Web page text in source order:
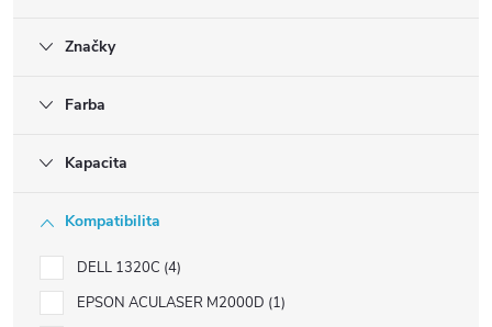
Značky
Farba
Kapacita
Kompatibilita
DELL 1320C 4
EPSON ACULASER M2000D 1